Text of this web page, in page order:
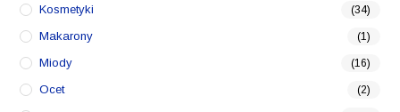
Kosmetyki (34)
Makarony (1)
Miody (16)
Ocet (2)